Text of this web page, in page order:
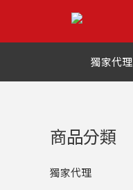
主
內
獨家代理
商品分類
獨家代理